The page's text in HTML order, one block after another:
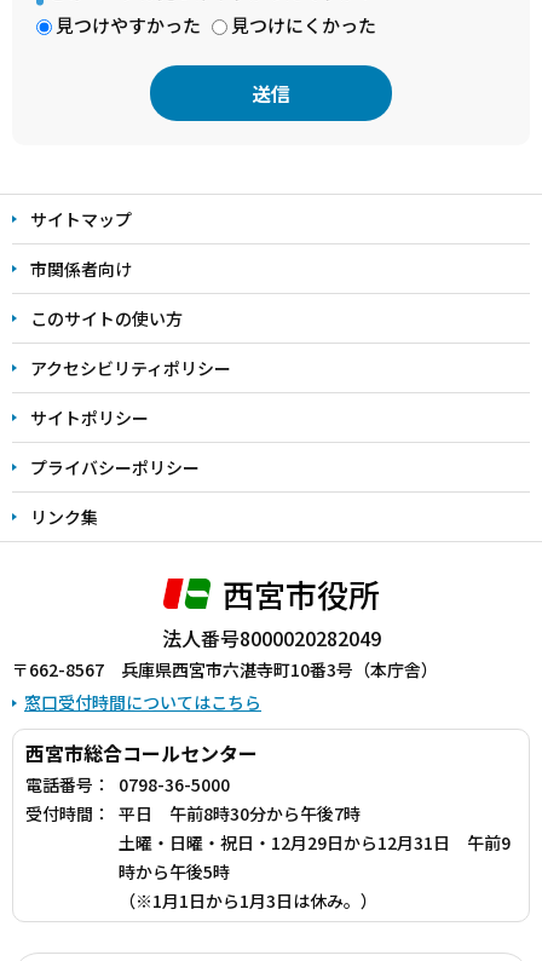
見つけやすかった
見つけにくかった
文
こ
こ
ま
で
サイトマップ
市関係者向け
このサイトの使い方
アクセシビリティポリシー
サイトポリシー
プライバシーポリシー
リンク集
西宮市役所
法人番号8000020282049
〒662-8567 兵庫県西宮市六湛寺町10番3号（本庁舎）
窓口受付時間についてはこちら
西宮市総合コールセンター
電話番号：
0798-36-5000
受付時間：
平日 午前8時30分から午後7時
土曜・日曜・祝日・12月29日から12月31日 午前9
時から午後5時
（※1月1日から1月3日は休み。）